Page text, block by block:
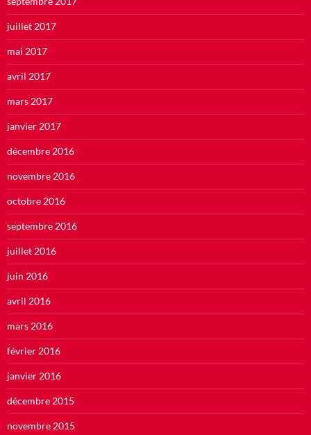
juillet 2017
mai 2017
avril 2017
mars 2017
janvier 2017
décembre 2016
novembre 2016
octobre 2016
septembre 2016
juillet 2016
juin 2016
avril 2016
mars 2016
février 2016
janvier 2016
décembre 2015
novembre 2015